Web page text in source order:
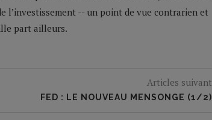
l’investissement -- un point de vue contrarien et
part ailleurs.
Articles suivant
FED : LE NOUVEAU MENSONGE (1/2)